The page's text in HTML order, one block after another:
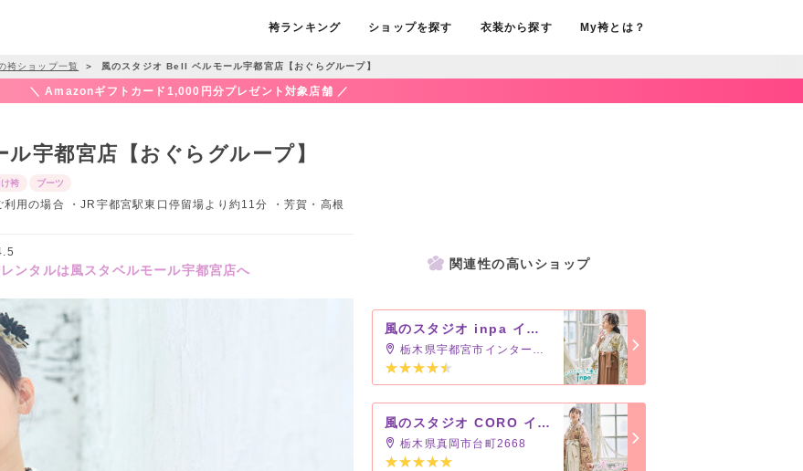
袴ランキング ショップを探す 衣装から探す My袴とは？
袴ショップ一覧 ＞ 風のスタジオ Bell ベルモール宇都宮店【おぐらグループ】
＼ Amazonギフトカード1,000円分プレゼント対象店舗 ／
宇都宮店【おぐらグループ】
袴 ブーツ
用の場合 ・JR宇都宮駅東口停留場より約11分 ・芳賀・高根
ンタルは風スタベルモール宇都宮店へ 関連性の高いショップ
風のスタジオ inpa インターパーク宇都宮本店【おぐらグループ】
栃木県宇都宮市インターパーク4-1-3
風のスタジオ CORO イオンタウン真岡店【おぐらグループ】
栃木県真岡市台町2668